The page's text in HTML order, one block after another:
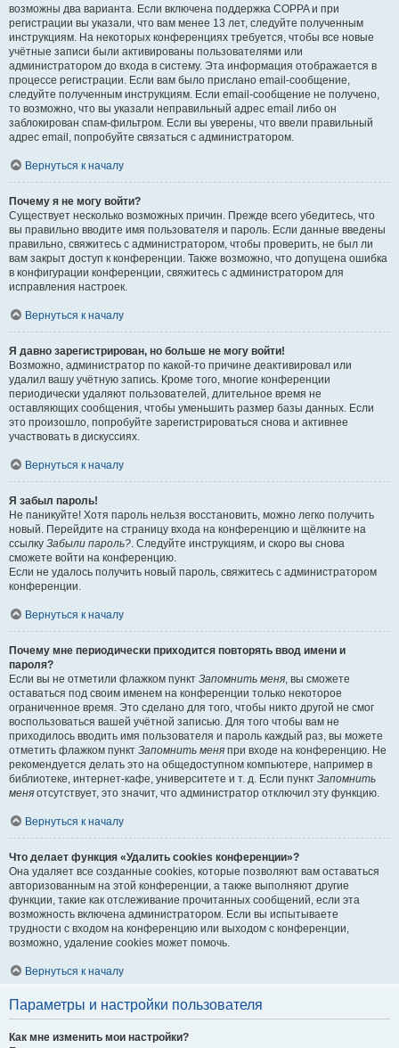
возможны два варианта. Если включена поддержка COPPA и при
регистрации вы указали, что вам менее 13 лет, следуйте полученным
инструкциям. На некоторых конференциях требуется, чтобы все новые
учётные записи были активированы пользователями или
администратором до входа в систему. Эта информация отображается в
процессе регистрации. Если вам было прислано email-сообщение,
следуйте полученным инструкциям. Если email-сообщение не получено,
то возможно, что вы указали неправильный адрес email либо он
заблокирован спам-фильтром. Если вы уверены, что ввели правильный
адрес email, попробуйте связаться с администратором.
Вернуться к началу
Почему я не могу войти?
Существует несколько возможных причин. Прежде всего убедитесь, что
вы правильно вводите имя пользователя и пароль. Если данные введены
правильно, свяжитесь с администратором, чтобы проверить, не был ли
вам закрыт доступ к конференции. Также возможно, что допущена ошибка
в конфигурации конференции, свяжитесь с администратором для
исправления настроек.
Вернуться к началу
Я давно зарегистрирован, но больше не могу войти!
Возможно, администратор по какой-то причине деактивировал или
удалил вашу учётную запись. Кроме того, многие конференции
периодически удаляют пользователей, длительное время не
оставляющих сообщения, чтобы уменьшить размер базы данных. Если
это произошло, попробуйте зарегистрироваться снова и активнее
участвовать в дискуссиях.
Вернуться к началу
Я забыл пароль!
Не паникуйте! Хотя пароль нельзя восстановить, можно легко получить
новый. Перейдите на страницу входа на конференцию и щёлкните на
ссылку Забыли пароль?. Следуйте инструкциям, и скоро вы снова
сможете войти на конференцию.
Если не удалось получить новый пароль, свяжитесь с администратором
конференции.
Вернуться к началу
Почему мне периодически приходится повторять ввод имени и
пароля?
Если вы не отметили флажком пункт Запомнить меня, вы сможете
оставаться под своим именем на конференции только некоторое
ограниченное время. Это сделано для того, чтобы никто другой не смог
воспользоваться вашей учётной записью. Для того чтобы вам не
приходилось вводить имя пользователя и пароль каждый раз, вы можете
отметить флажком пункт Запомнить меня при входе на конференцию. Не
рекомендуется делать это на общедоступном компьютере, например в
библиотеке, интернет-кафе, университете и т. д. Если пункт Запомнить
меня отсутствует, это значит, что администратор отключил эту функцию.
Вернуться к началу
Что делает функция «Удалить cookies конференции»?
Она удаляет все созданные cookies, которые позволяют вам оставаться
авторизованным на этой конференции, а также выполняют другие
функции, такие как отслеживание прочитанных сообщений, если эта
возможность включена администратором. Если вы испытываете
трудности с входом на конференцию или выходом с конференции,
возможно, удаление cookies может помочь.
Вернуться к началу
Параметры и настройки пользователя
Как мне изменить мои настройки?